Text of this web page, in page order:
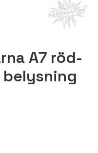
A7 röd-
belysning